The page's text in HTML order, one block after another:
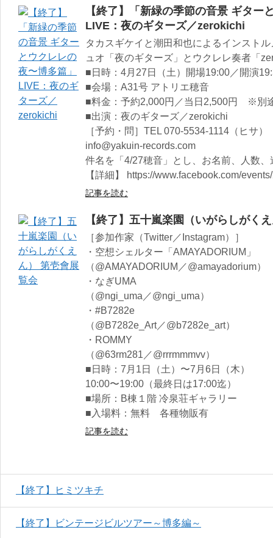
【終了】「新緑の季節の音景 ギター
LIVE：夜のギターズ／zerokichi
タカスギケイと潮田和也によるインスト
ュオ「夜のギターズ」とウクレレ奏者「
■日時：4月27日（土）開場19:00／開演
■会場：A31号 アトリエ穂音
■料金：予約2,000円／当日2,500円 ※別
■出演：夜のギターズ／zerokichi
［予約・問］TEL 070-5534-1114（ヒサ）
info@yakuin-records.com
件名を「4/27穂音」とし、お名前、人数
【詳細】 https://www.facebook.com/
記事を読む
【終了】五十嵐楽園（いがらしがく
［参加作家（Twitter／Instagram）］
・空想シェルター「AMAYADORIUM」
（@AMAYADORIUM／@amayadorium）
・なぎUMA
（@ngi_uma／@ngi_uma）
・#B7282e
（@B7282e_Art／@b7282e_art）
・ROMMY
（@63rm281／@rrrmmmvv）
■日時：7月1日（土）〜7月6日（木）
10:00〜19:00（最終日は17:00迄）
■場所：B棟１階 冷泉荘ギャラリー
■入場料：無料 各種物販有
記事を読む
【終了】ヒミツキチ
【終了】ビンテージビルツアー～博多編～